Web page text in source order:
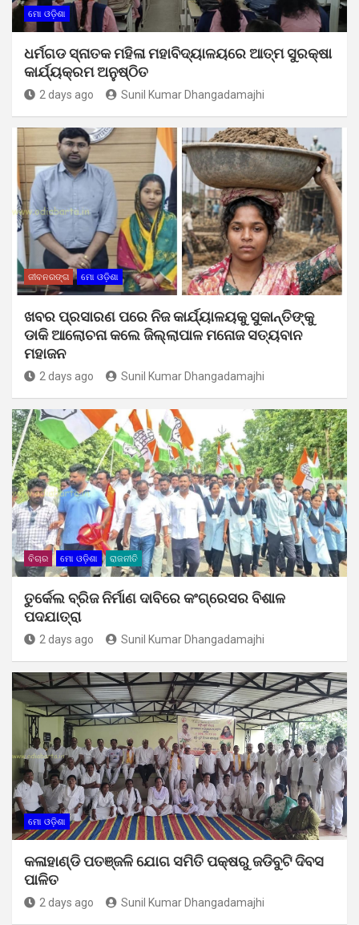
ମୋ ଓଡ଼ିଶା
ଧର୍ମଗଡ ସ୍ନାତକ ମହିଳା ମହାବିଦ୍ୟାଳୟରେ ଆତ୍ମ ସୁରକ୍ଷା
କାର୍ଯ୍ୟକ୍ରମ ଅନୁଷ୍ଠିତ
2 days ago Sunil Kumar Dhangadamajhi
ଜୀବନରଙ୍ଗ ମୋ ଓଡ଼ିଶା
ଖବର ପ୍ରସାରଣ ପରେ ନିଜ କାର୍ଯ୍ୟାଳୟକୁ ସୁକାନ୍ତିଙ୍କୁ
ଡାକି ଆଲୋଚନା କଲେ ଜିଲ୍ଲାପାଳ ମନୋଜ ସତ୍ୟବାନ
ମହାଜନ
2 days ago Sunil Kumar Dhangadamajhi
ବିଚାର ମୋ ଓଡ଼ିଶା ରାଜନୀତି
ତୁର୍କେଲ ବ୍ରିଜ ନିର୍ମାଣ ଦାବିରେ କଂଗ୍ରେସର ବିଶାଳ
ପଦଯାତ୍ରା
2 days ago Sunil Kumar Dhangadamajhi
ମୋ ଓଡ଼ିଶା
କଳାହାଣ୍ଡି ପତଞ୍ଜଳି ଯୋଗ ସମିତି ପକ୍ଷରୁ ଜଡିବୁଟି ଦିବସ
ପାଳିତ
2 days ago Sunil Kumar Dhangadamajhi